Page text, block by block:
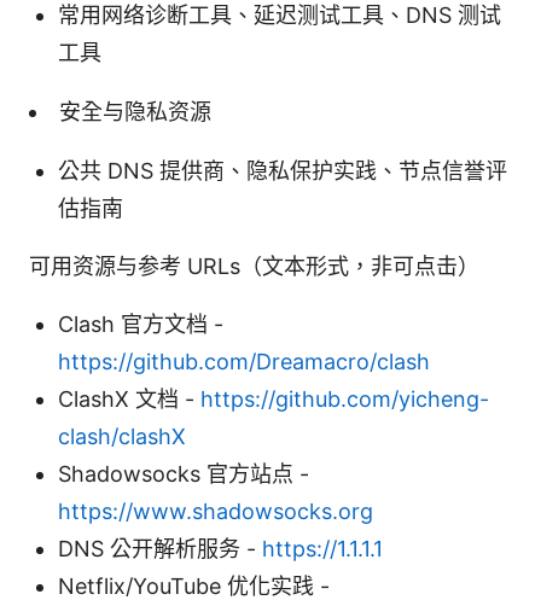
常用网络诊断工具、延迟测试工具、DNS 测试
工具
安全与隐私资源
公共 DNS 提供商、隐私保护实践、节点信誉评
估指南
可用资源与参考 URLs（文本形式，非可点击）
Clash 官方文档 -
https://github.com/Dreamacro/clash
ClashX 文档 - https://github.com/yicheng-
clash/clashX
Shadowsocks 官方站点 -
https://www.shadowsocks.org
DNS 公开解析服务 - https://1.1.1.1
Netflix/YouTube 优化实践 -